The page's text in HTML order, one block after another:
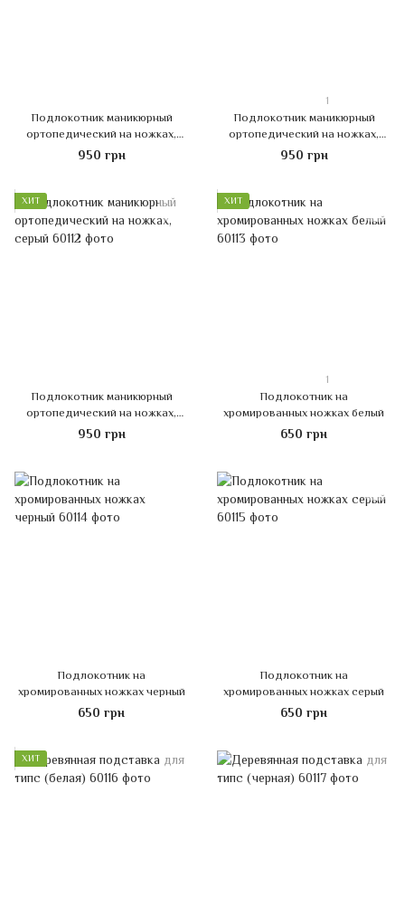
Подлокотник маникюрный
ортопедический на ножках,
белый
950 грн
1
Подлокотник маникюрный
ортопедический на ножках,
черный
950 грн
ХИТ
Подлокотник маникюрный
ортопедический на ножках,
серый
950 грн
ХИТ
1
Подлокотник на
хромированных ножках белый
650 грн
Подлокотник на
хромированных ножках черный
650 грн
Подлокотник на
хромированных ножках серый
650 грн
ХИТ